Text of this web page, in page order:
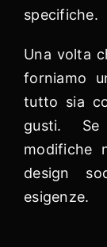
specifiche.
Una volta
forniamo
tutto sia
gusti. Se
modifiche
design
esigenze.